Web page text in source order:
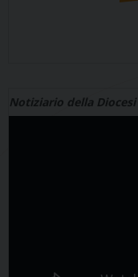
Notiziario della